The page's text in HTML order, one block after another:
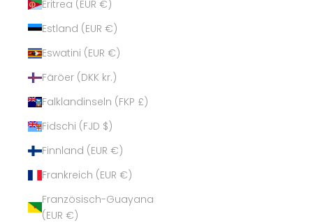
Eritrea (EUR €)
Estland (EUR €)
Eswatini (EUR €)
Färöer (DKK kr.)
Falklandinseln (FKP £)
Fidschi (FJD $)
Finnland (EUR €)
Frankreich (EUR €)
Französisch-Guayana
(EUR €)